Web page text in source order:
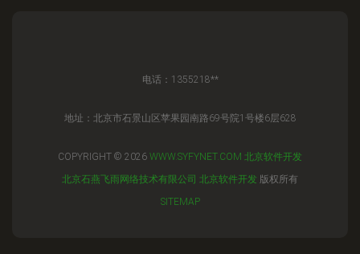
电话：1355218**
地址：北京市石景山区苹果园南路69号院1号楼6层628
COPYRIGHT © 2026 WWW.SYFYNET.COM 北京软件开发
北京石燕飞雨网络技术有限公司 北京软件开发 版权所有
SITEMAP